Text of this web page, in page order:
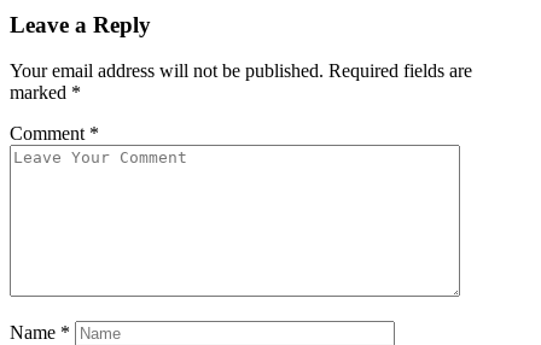
Leave a Reply
Your email address will not be published. Required fields are
marked *
Comment *
Name *